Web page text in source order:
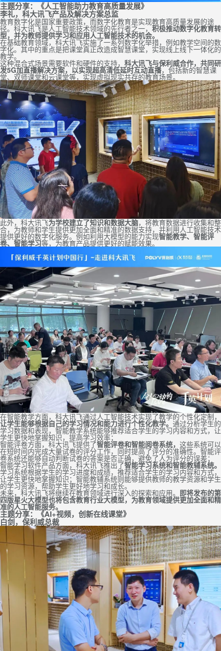
主题分享：《人工智能助力教育高质量发展》
李礼，科大讯飞产品及解决方案总监
教育数字化是国家重要政策，而数字化教育是实现教育高质量发展的途
径。科大讯飞是人工智能技术领域的先行者之一，积极推动数字化教育转
型，并为教师提供学习和应用人工智能技术的机会。
在基础教育领域，科大讯飞实施了一系列数字化举措，例如教学空间的数
字化。其中的重点是把课堂真正改造成智慧课堂，实现线上线下一体化的
教学。
这种混合式场景需要软件和硬件的支持， 科大讯飞与保利威合作，共同研
发5G加直播解决方案，以实现超高清低延时互动直播，包括新的智慧课
堂、双师课堂和云课堂等，实现虚拟现实共存的教育场景。
此外，科大讯飞为学校建立了知识和数据大脑，将教育数据进行收集和整
合，为教师和学生提供更加全面和精准的数据支持，并利用人工智能技术
提供更好的数字化服务。例如利用大模型的能力实现智能教学、智能评
卷、智能学习等，为教育产品提供更好的赋能效果。
在智能教学方面，科大讯飞通过人工智能技术实现了教学的个性化定制，
让学生能够根据自己的学习情况和能力进行个性化教学。 通过分析学生的
学习数据和表现，智能教学系统能够推荐适合学生的学习内容和方式，让
学生更快地掌握知识，提高学习效率；
智能评卷方面，科大讯飞提供了智能评卷和智能阅卷系统， 这些系统可以
在短时间内完成大量试卷的评分工作，同时提高了评分的准确性。智能评
卷系统还能够自动判断试卷的答案是否正确，避免了人为评分的误差；
智能学习软件产品方面，科大讯飞推出了智能学习系统和智能教辅系统。
学习系统根据学生的学习进度和成绩，推荐适合学生的学习内容和方式，
让学生更快地掌握知识；智能教辅系统则能够提供教师的教学资源和学生
的学习资源，帮助学生更好地学习和成长。
未来，科大讯飞将继续在教育领域进行深入的探索和应用。 即将发布的第
四版星火大模型也将包含教育行业大模型，为教育领域提供更加全面和精
准的人工智能服务。
主题分享：《AI+视频，创新在线课堂》
白剑，保利威总裁